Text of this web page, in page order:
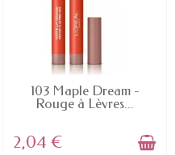
EN STOCK
103 Maple Dream -
Rouge à Lèvres...
2,04 €